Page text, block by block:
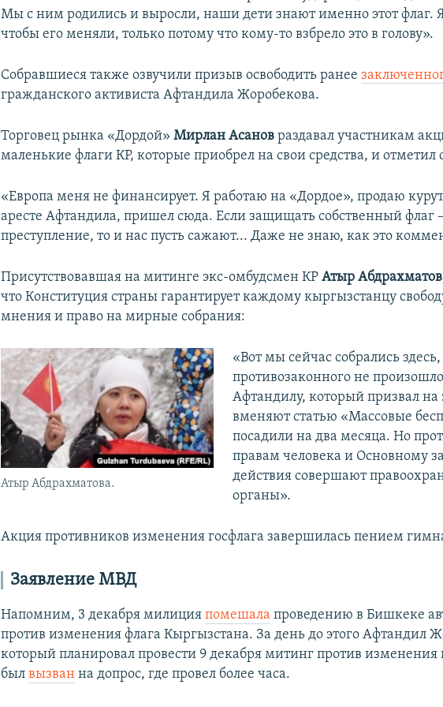
Мы с ним родились и выросли, наши дети знают именно этот флаг. Я
чтобы его меняли, только потому что кому-то взбрело это в голову».
Собравшиеся также озвучили призыв освободить ранее
гражданского активиста Афтандила Жоробекова.
Торговец рынка «Дордой»Мирлан Асанов раздавал участникам
маленькие флаги КР, которые приобрел на свои средства, и
«Европа меня не финансирует. Я работаю на «Дордое», продаю
аресте Афтандила, пришел сюда. Если защищать собственный флаг
преступление, то и нас пусть сажают... Даже не знаю, как это
Присутствовавшая на митинге экс-омбудсмен КРАтыр
что Конституция страны гарантирует каждому кыргызстанцу
мнения и право на мирные собрания:
Атыр Абдрахматова.
«Вот мы сейчас собрались
противозаконного не
Афтандилу, который призвал на
вменяют статью «Массовые
посадили на два месяца. Но
правам человека и Основному
действия совершают
органы».
Акция противников изменения госфлага завершилась пением
Заявление МВД
Напомним, 3 декабря милицияпомешала проведению в Бишкеке
против изменения флага Кыргызстана. За день до этого Афтандил
который планировал провести 9 декабря митинг против изменения
былвызван на допрос, где провел более часа.